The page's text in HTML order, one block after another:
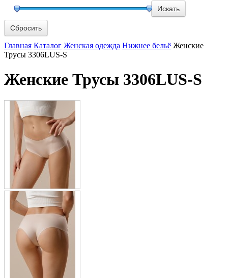
Сбросить
Главная Каталог Женская одежда Нижнее бельё Женские
Трусы 3306LUS-S
Женские Трусы 3306LUS-S